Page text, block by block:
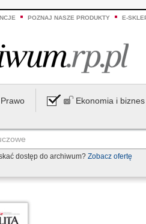
POZNAJ NASZE PRODUKTY E-
Prawo Ekonomia i biznes
dostęp do archiwum? Zobacz ofertę